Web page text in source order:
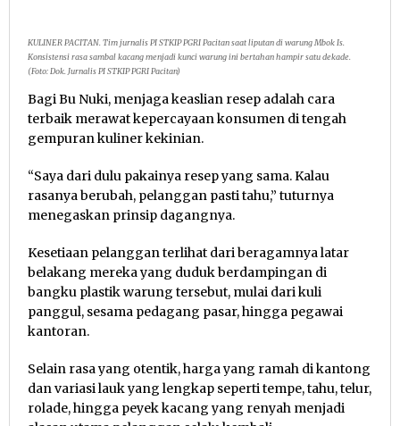
KULINER PACITAN. Tim jurnalis PI STKIP PGRI Pacitan saat liputan di warung Mbok Is.
Konsistensi rasa sambal kacang menjadi kunci warung ini bertahan hampir satu dekade.
(Foto: Dok. Jurnalis PI STKIP PGRI Pacitan)
Bagi Bu Nuki, menjaga keaslian resep adalah cara
terbaik merawat kepercayaan konsumen di tengah
gempuran kuliner kekinian.
“Saya dari dulu pakainya resep yang sama. Kalau
rasanya berubah, pelanggan pasti tahu,” tuturnya
menegaskan prinsip dagangnya.
Kesetiaan pelanggan terlihat dari beragamnya latar
belakang mereka yang duduk berdampingan di
bangku plastik warung tersebut, mulai dari kuli
panggul, sesama pedagang pasar, hingga pegawai
kantoran.
Selain rasa yang otentik, harga yang ramah di kantong
dan variasi lauk yang lengkap seperti tempe, tahu, telur,
rolade, hingga peyek kacang yang renyah menjadi